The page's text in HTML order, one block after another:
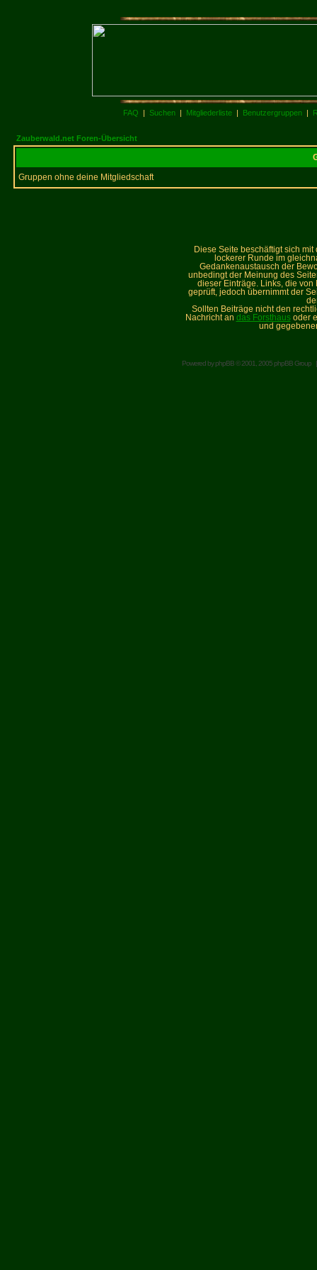
FAQ | Suchen | Mitgliederliste | Benutzergruppen |
Zauberwald.net Foren-Übersicht
Gruppen ohne deine Mitgliedschaft
Diese Seite beschäftigt sich
lockerer Runde im
Gedankenaustausch der
unbedingt der Meinung des
dieser Einträge. Links, die
geprüft, jedoch übernimmt der
Sollten Beiträge nicht den
Nachricht an das Forsthausoder
und
Powered byphpBB© 2001, 2005 phpBB Group